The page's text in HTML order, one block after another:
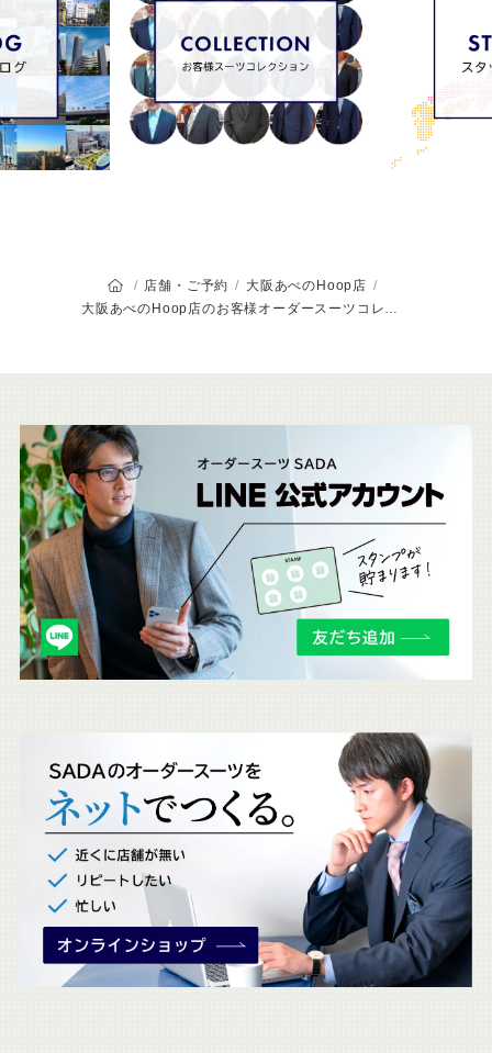
オーダースーツSADAのトップページ
店舗・ご予約
大阪あべのHoop店
大阪あべのHoop店のお客様オーダースーツコレクション
こ
ち
ら
も
チ
ェ
。